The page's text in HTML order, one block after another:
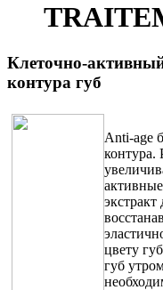
Клеточно-
контура губ
Anti-age
контура.
цвету
губ